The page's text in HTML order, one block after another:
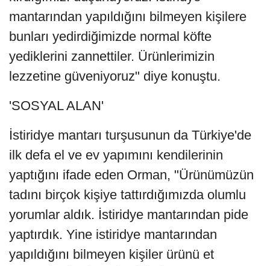
mantarından yapıldığını bilmeyen kişilere
bunları yedirdiğimizde normal köfte
yediklerini zannettiler. Ürünlerimizin
lezzetine güveniyoruz" diye konuştu.
'SOSYAL ALAN'
İstiridye mantarı turşusunun da Türkiye'de
ilk defa el ve ev yapımını kendilerinin
yaptığını ifade eden Orman, "Ürünümüzün
tadını birçok kişiye tattırdığımızda olumlu
yorumlar aldık. İstiridye mantarından pide
yaptırdık. Yine istiridye mantarından
yapıldığını bilmeyen kişiler ürünü et